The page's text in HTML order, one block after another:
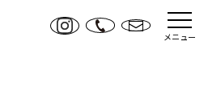
メニュー